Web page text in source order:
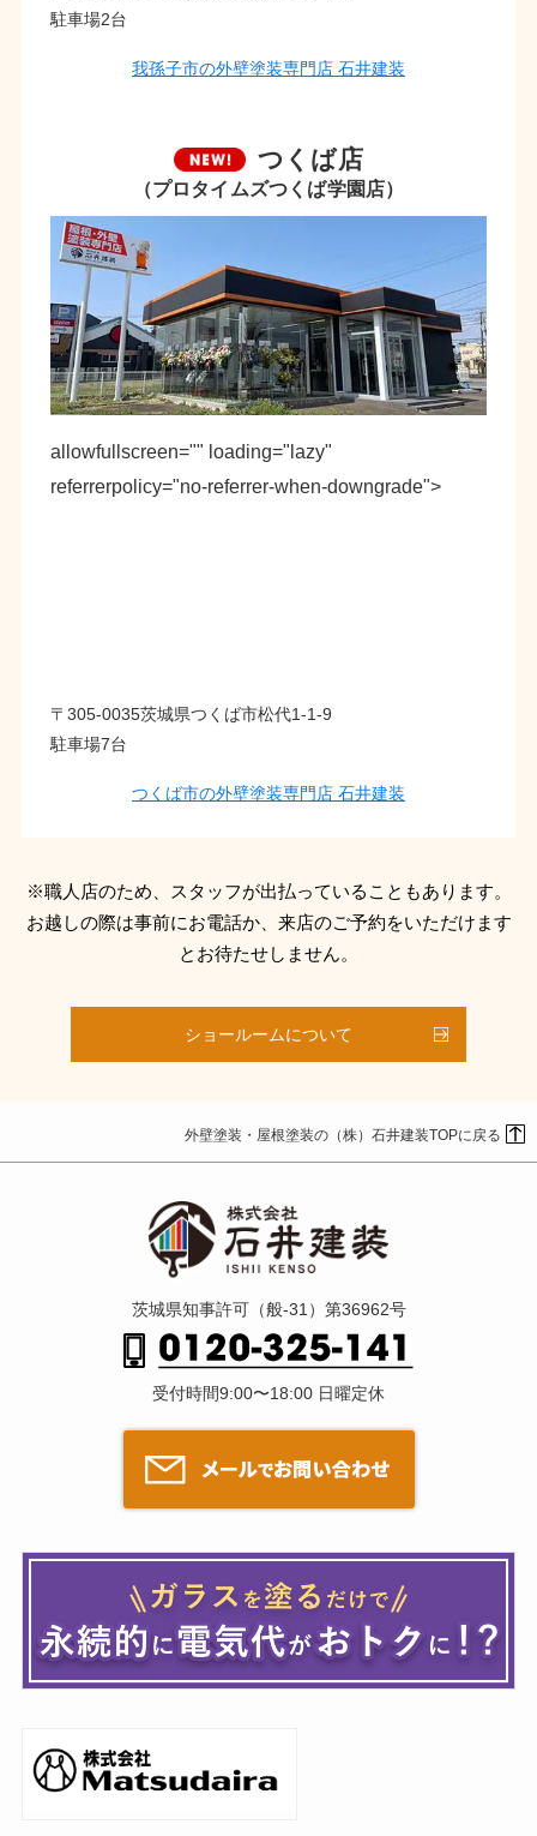
駐車場2台
我孫子市の外壁塗装専門店 石井建装
つくば店
（プロタイムズつくば学園店）
allowfullscreen="" loading="lazy"
referrerpolicy="no-referrer-when-downgrade">
〒305-0035茨城県つくば市松代1-1-9
駐車場7台
つくば市の外壁塗装専門店 石井建装
※職人店のため、スタッフが出払っていることもあります。
お越しの際は事前にお電話か、来店のご予約をいただけます
とお待たせしません。
ショールームについて
外壁塗装・屋根塗装の（株）石井建装TOPに戻る
茨城県知事許可（般-31）第36962号
受付時間9:00〜18:00 日曜定休